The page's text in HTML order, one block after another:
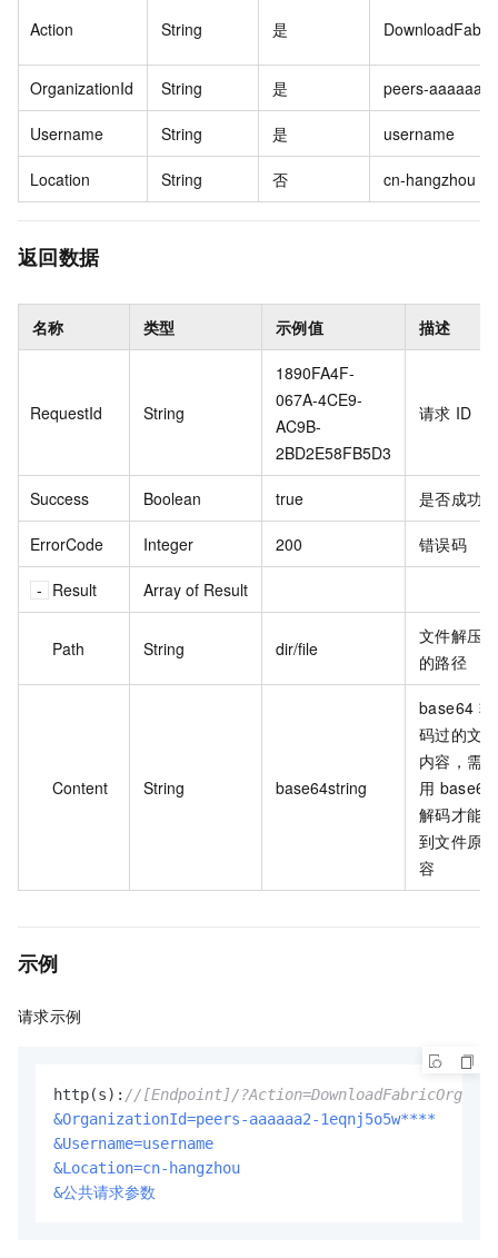
Action String 是
OrganizationId String 是 peers-
Username String 是 username
Location String 否 cn-hangzhou
返回数据
名称 类型 示例值 描述
RequestId String
1890FA4F-
067A-4CE9-
AC9B-
2BD2E58FB5D3
请求 ID
Success Boolean true 是否成功
ErrorCode Integer 200 错误码
Result Array of Result
Path String dir/file
文件解压后
的路径
Content String base64string
base64 转
码过的文件
内容，需要
用 base64
解码才能得
到文件原内
容
示例
请求示例
http(s): //[Endpoint]/
&OrganizationId=peers-aaaaaa2-1eqnj5o5w****
&Username=username
&Location=cn-hangzhou
&公共请求参数